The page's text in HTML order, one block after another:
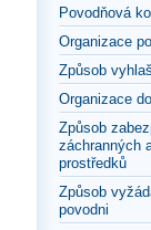
Povodňová
Organizace
Způsob
Organizace
Způsob
záchranných
prostředků
Způsob
povodni